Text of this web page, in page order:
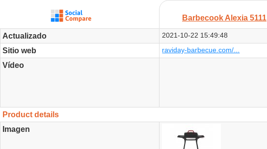
Barbecook Alexia 5111
Actualizado 2021-10-22 15:49:48
Sitio web raviday-barbecue.com/...
Vídeo
Product details
Imagen